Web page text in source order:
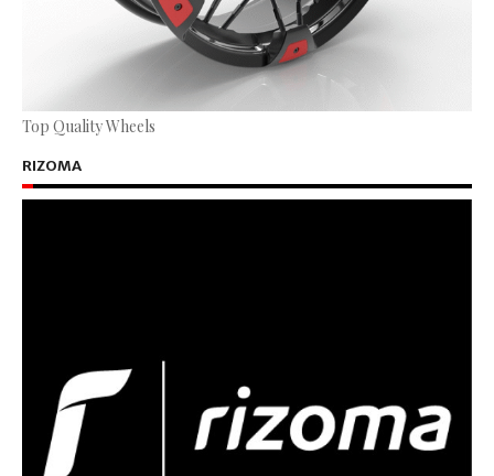
Top Quality Wheels
RIZOMA